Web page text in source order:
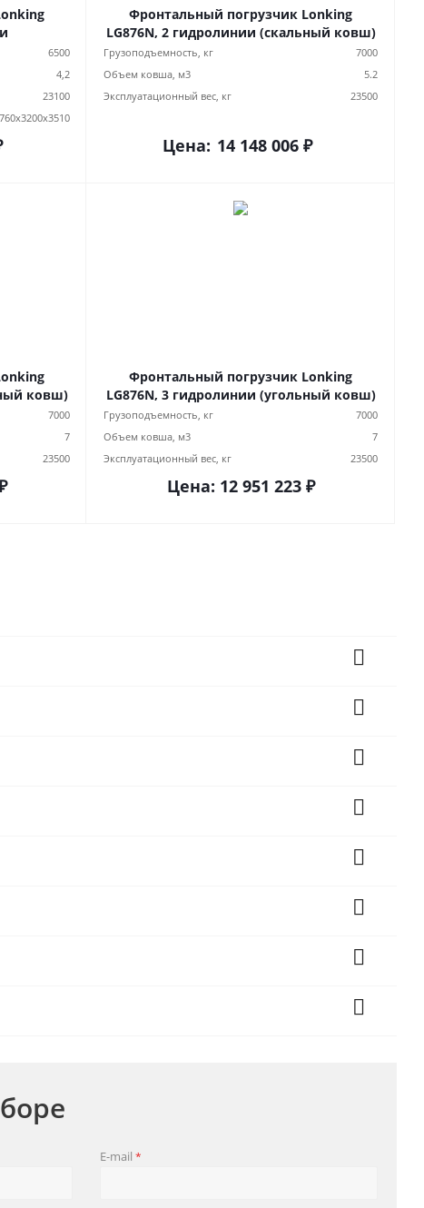
6500
4,2
23100
Фронтальный погрузчик Lonking
LG876N, 2 гидролинии (скальный ковш)
Грузоподъемность, кг
7000
Объем ковша, м3
5.2
Эксплуатационный вес, кг
23500
Цена: 14 148 006 ₽
ковш)
7000
7
23500
Фронтальный погрузчик Lonking
LG876N, 3 гидролинии (угольный ковш)
Грузоподъемность, кг
7000
Объем ковша, м3
7
Эксплуатационный вес, кг
23500
Цена: 12 951 223₽
E-mail *